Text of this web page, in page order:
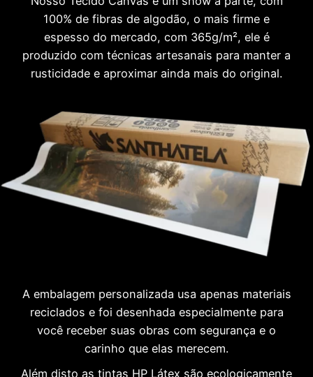
100% de fibras de algodão, o mais firme e
espesso do mercado, com 365g/m², ele é
produzido com técnicas artesanais para manter a
rusticidade e aproximar ainda mais do original.
A embalagem personalizada usa apenas materiais
reciclados e foi desenhada especialmente para
você receber suas obras com segurança e o
carinho que elas merecem.
Além disto as tintas HP Látex são ecologicamente